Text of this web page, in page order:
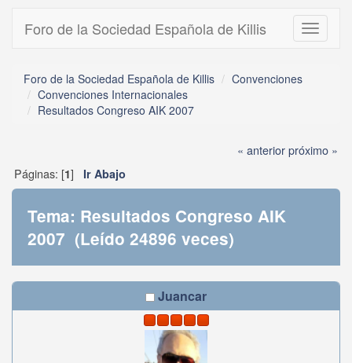
Toggle
Foro de la Sociedad Española de Killis
Foro de la Sociedad Española de Killis
Convenciones
Convenciones Internacionales
Resultados Congreso AIK 2007
« anteriorpróximo »
Páginas: [1] Ir Abajo
Tema: Resultados Congreso AIK
2007 (Leído 24896 veces)
Juancar